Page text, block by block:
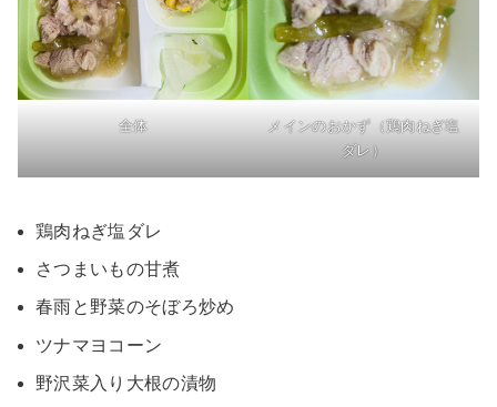
全体
メインのおかず（鶏肉ねぎ塩
ダレ）
鶏肉ねぎ塩ダレ
さつまいもの甘煮
春雨と野菜のそぼろ炒め
ツナマヨコーン
野沢菜入り大根の漬物